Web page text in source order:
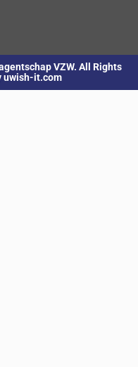
VZW. All Rights
uwish-it.com